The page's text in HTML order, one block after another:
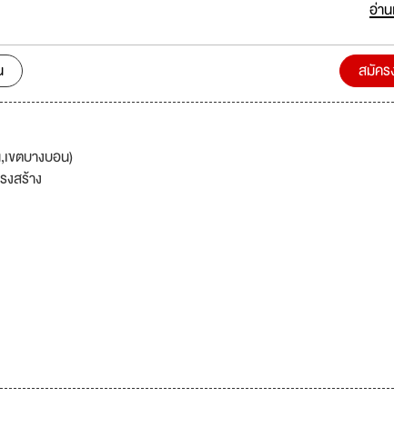
อ่า
สมัคร
ขตบางบอน)
งสร้าง